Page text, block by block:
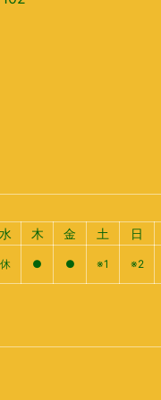
木 金 土 日
休 ● ● ※1 ※2